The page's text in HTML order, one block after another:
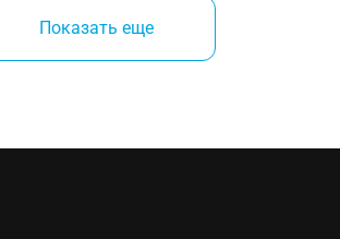
Показать еще